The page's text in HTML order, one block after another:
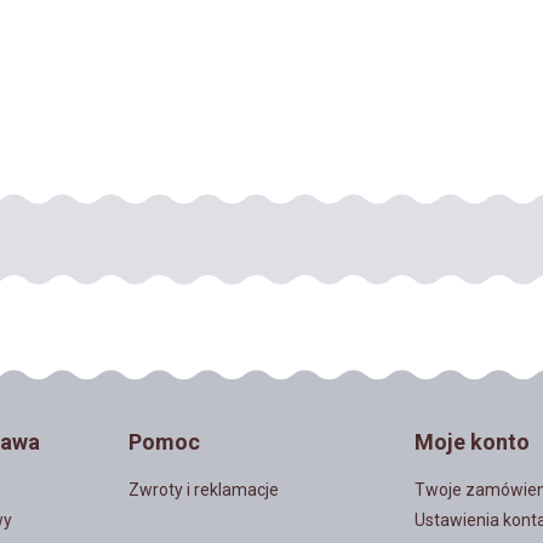
Pomoc
Zwroty i reklamacje
Moje konto
Twoje
Ustawienia